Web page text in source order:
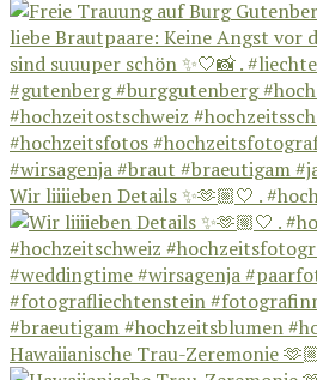
Wir liiiieben Details ✨🫶🏼🤍 .
Hawaiianische Trau-Zeremonie